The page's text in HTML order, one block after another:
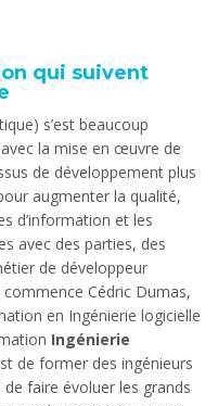
qui suivent
s’est beaucoup
la mise en œuvre de
de développement plus
augmenter la qualité,
d’information et les
avec des parties, des
de développeur
Cédric Dumas,
en Ingénierie logicielle
Ingénierie
de former des ingénieurs
faire évoluer les grands